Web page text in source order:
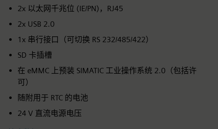
2x 以太网千兆位 (IE/PN)，RJ45
2x USB 2.0
1x 串行接口（可切换 RS 232/485/422）
SD 卡插槽
在 eMMC 上预装 SIMATIC 工业操作系统 2.0（包括许
可）
随附用于 RTC 的电池
24 V 直流电源电压